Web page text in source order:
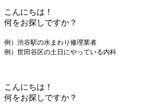
こんにちは！
何をお探しですか？
例）渋谷駅の水まわり修理業者
例）世田谷区の土日にやっている内科
こんにちは！
何をお探しですか？